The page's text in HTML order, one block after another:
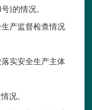
)的情况。
产监督检查情况
实安全生产主体
况。